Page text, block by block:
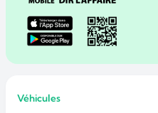
Véhicules